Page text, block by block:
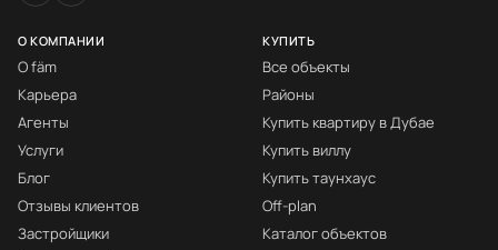
О КОМПАНИИ
О fäm
Карьера
Агенты
Услуги
Блог
Отзывы клиентов
Застройщики
КУПИТЬ
Все объекты
Районы
Купить квартиру в Дубае
Купить виллу
Купить таунхаус
Off-plan
Каталог объектов